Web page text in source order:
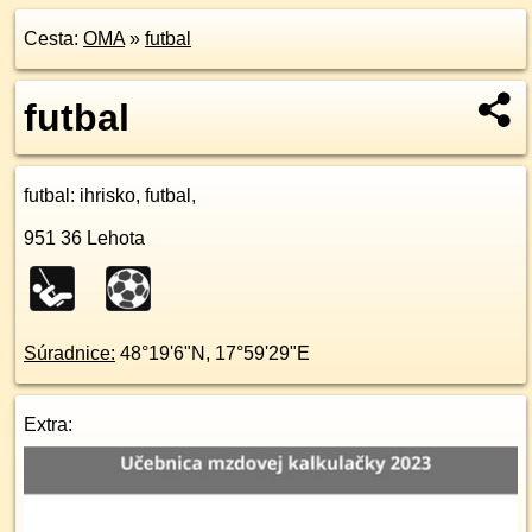
Cesta: OMA» futbal
futbal
futbal : ihrisko, futbal,
951 36 Lehota
Súradnice: 48°19'6"N , 17°59'29"E
Extra: